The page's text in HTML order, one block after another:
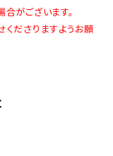
がございます。
ださりますようお願